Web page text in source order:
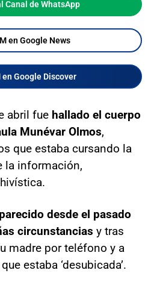
Canal de WhatsApp
en Google News
en Google Discover
abril fue hallado el cuerpo
Munévar Olmos,
que estaba cursando la
la información,
desde el pasado
circunstancias y tras
madre por teléfono y a
estaba ‘desubicada’.